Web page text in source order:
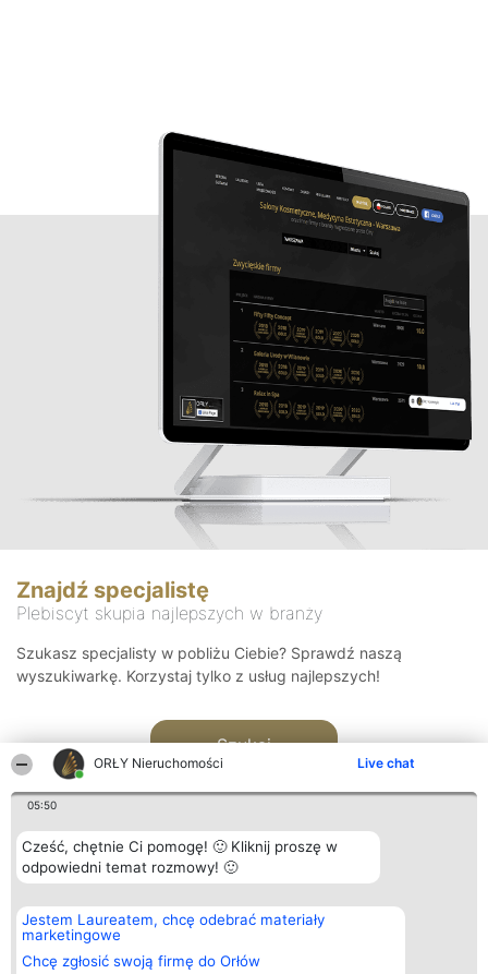
ORŁY Nieruchomości Live chat
05:50
Cześć, chętnie Ci pomogę! 🙂 Kliknij proszę w
odpowiedni temat rozmowy! 🙂
Jestem Laureatem, chcę odebrać materiały
marketingowe
Chcę zgłosić swoją firmę do Orłów
Znajdź specjalistę
Plebiscyt skupia najlepszych w branży
Szukasz specjalisty w pobliżu Ciebie? Sprawdź naszą
wyszukiwarkę. Korzystaj tylko z usług najlepszych!
Szukaj
Organizator plebiscytu
Bright Side Solutions sp. z o.
o. sp. k.
ul. Ruska 22
Wrocław 50-079
Plebiscyt
Laureaci
wszystkich
Laureatów
Kontakt
Kontakt